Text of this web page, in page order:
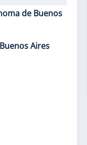
de Buenos
Aires